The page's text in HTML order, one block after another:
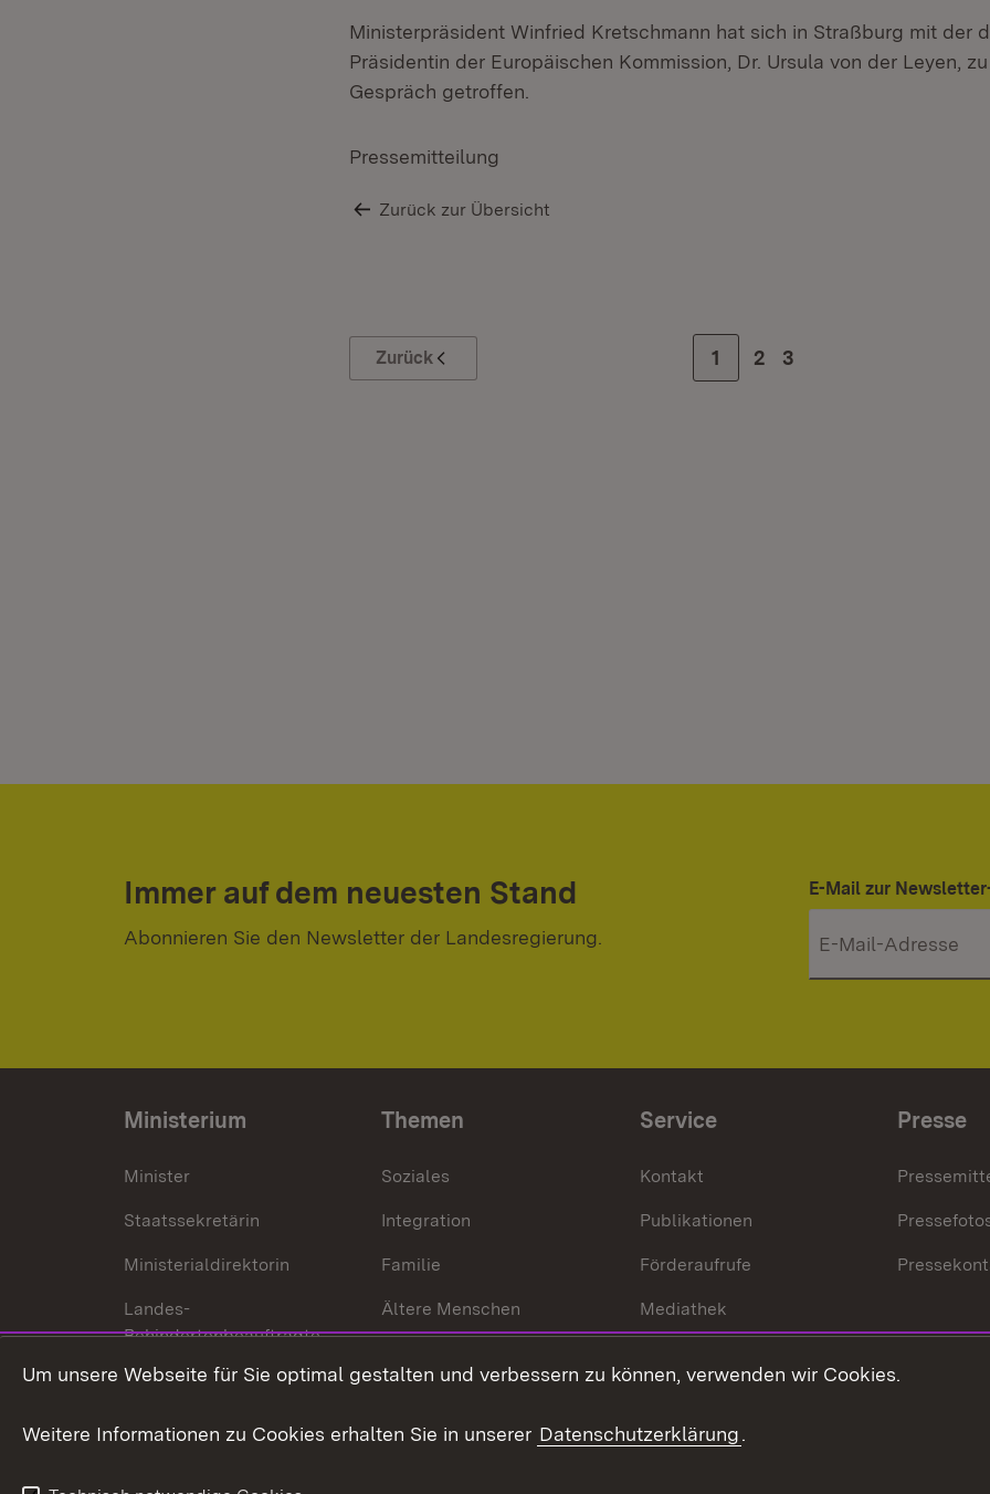
Ministerpräsident Winfried Kretschmann hat sich in Straßburg mit der
Präsidentin der Europäischen Kommission, Dr. Ursula von der Leyen,
Gespräch getroffen.
Pressemitteilung
Zurück zur Übersicht
Zurück Zur Seite
1 Zur Seite
2 Zur letzten Seite
3
Immer auf dem neuesten Stand
Abonnieren Sie den Newsletter der Landesregierung.
E-Mail zur
Ministerium
Minister
Staatssekretärin
Ministerialdirektorin
Landes-
Behindertenbeauftragte
Bürgerreferent
Karriere
Themen
Soziales
Integration
Familie
Ältere Menschen
Behinderungen
Bürgerengagement
Service
Kontakt
Publikationen
Förderaufrufe
Mediathek
Presse
Um unsere Webseite für Sie optimal gestalten und verbessern zu können, verwenden wir Cookies.
Weitere Informationen zu Cookies erhalten Sie in unserer Datenschutzerklärung.